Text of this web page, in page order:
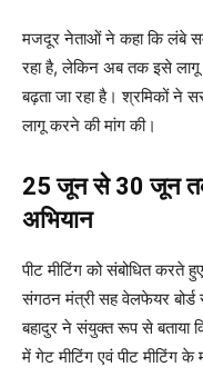
मजदूर नेताओं ने कहा कि लंबे
रहा है, लेकिन अब तक इसे लागू
बढ़ता जा रहा है। श्रमिकों
लागू करने की मांग की।
25 जून से 30 जून
अभियान
पीट मीटिंग को संबोधित करते
संगठन मंत्री सह वेलफेयर बोर्ड
बहादुर ने संयुक्त रूप से बताया
में गेट मीटिंग एवं पीट मीटिंग